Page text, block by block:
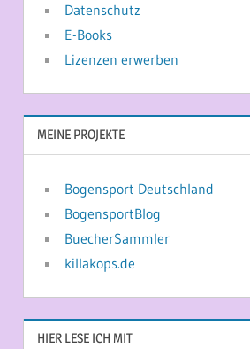
Datenschutz
E-Books
Lizenzen erwerben
MEINE PROJEKTE
Bogensport Deutschland
BogensportBlog
BuecherSammler
killakops.de
HIER LESE ICH MIT